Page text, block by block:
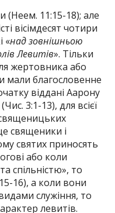
(Неем. 11:15-18); але
вісімдесят чотири
«над зовнішньою
Левитів». Тільки
жертовника або
мали благословенне
віддані Аарону
3:1-13), для всієї
священики і
святих приносять
або коли
спільністю», то
16), а коли вони
служіння, то
левитів.